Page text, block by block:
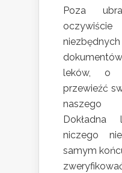
Poza
leków, o
przewieźć
naszego
niczego
samym